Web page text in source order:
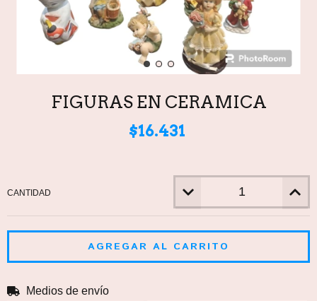
FIGURAS EN CERAMICA
$16.431
CANTIDAD
Entregas para el CP:
Medios de envío